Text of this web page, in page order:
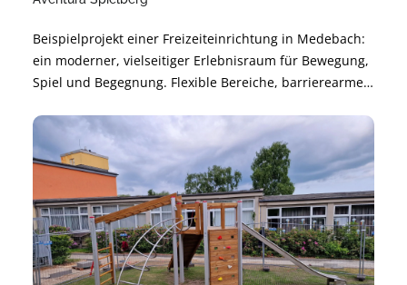
Beispielprojekt einer Freizeiteinrichtung in Medebach:
ein moderner, vielseitiger Erlebnisraum für Bewegung,
Spiel und Begegnung. Flexible Bereiche, barrierearme
sichere Nutzung und angenehme Atmosphäre.
Nachhaltig geplant und modular erweiterbar – für
langfristige Freude und hohe Alltagstauglichkeit.